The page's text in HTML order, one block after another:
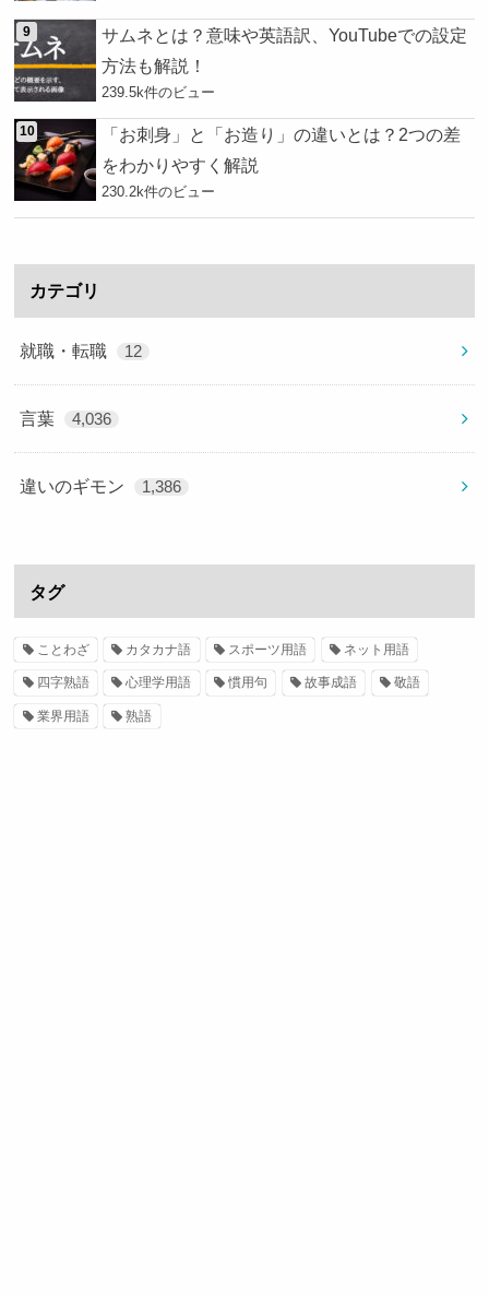
サムネとは？意味や英語訳、YouTubeでの設定
方法も解説！
239.5k件のビュー
「お刺身」と「お造り」の違いとは？2つの差
をわかりやすく解説
230.2k件のビュー
カテゴリ
就職・転職 12
言葉 4,036
違いのギモン 1,386
タグ
ことわざ カタカナ語 スポーツ用語 ネット用語
四字熟語 心理学用語 慣用句 故事成語 敬語
業界用語 熟語